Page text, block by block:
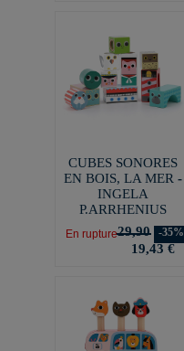
CUBES SONORES
EN BOIS, LA MER -
INGELA
P.ARRHENIUS
En rupture29,90 -35%
19,43 €